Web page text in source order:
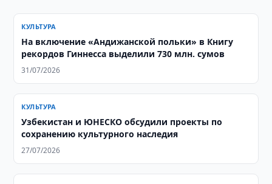
КУЛЬТУРА
На включение «Андижанской польки» в Книгу
рекордов Гиннесса выделили 730 млн. сумов
31/07/2026
КУЛЬТУРА
Узбекистан и ЮНЕСКО обсудили проекты по
сохранению культурного наследия
27/07/2026